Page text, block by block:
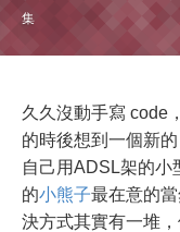
集
久久沒動手寫 code
的時後想到一個新
自己用ADSL架的小
的小熊子最在意的
決方式其實有一堆